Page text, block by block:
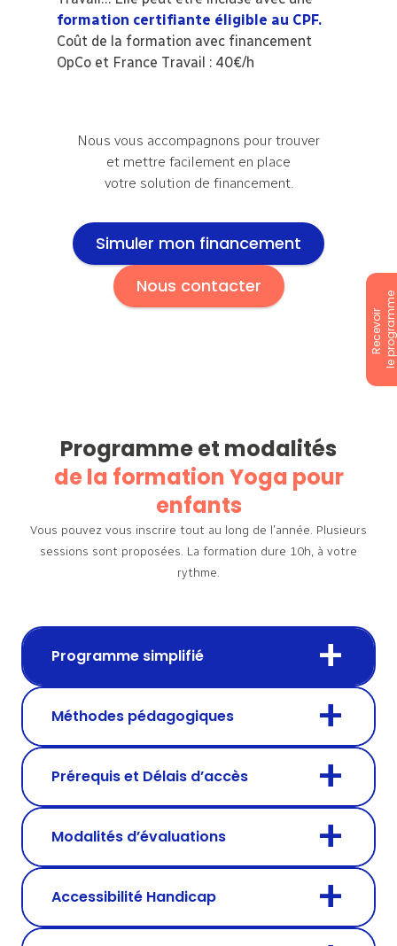
formation certifiante éligible au CPF.
Coût de la formation avec financement
OpCo et France Travail : 40€/h
Nous vous accompagnons pour trouver
et mettre facilement en place
votre solution de financement.
Nous contacter
Simuler mon financement
Programme et modalités
de la formation Yoga pour
enfants
Vous pouvez vous inscrire tout au long de l’année. Plusieurs
sessions sont proposées. La formation dure 10h, à votre
rythme.
Programme simplifié
Méthodes pédagogiques
Prérequis et Délais d’accès
Modalités d’évaluations
Accessibilité Handicap
Recevoirle programme